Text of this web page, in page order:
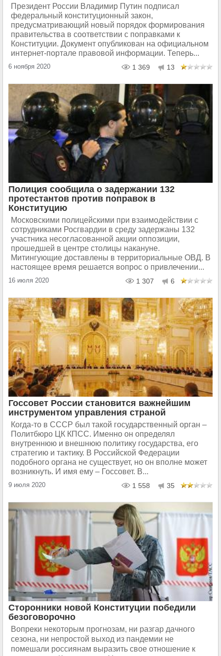
Президент России Владимир Путин подписал
федеральный конституционный закон,
предусматривающий новый порядок формирования
правительства в соответствии с поправками к
Конституции. Документ опубликован на официальном
интернет-портале правовой информации. Теперь...
6 ноября 2020 1 369 13
Полиция сообщила о задержании 132
протестантов против поправок в
Конституцию
Московскими полицейскими при взаимодействии с
сотрудниками Росгвардии в среду задержаны 132
участника несогласованной акции оппозиции,
прошедшей в центре столицы накануне.
Митингующие доставлены в территориальные ОВД. В
настоящее время решается вопрос о привлечении...
16 июля 2020 1 307 6
Госсовет России становится важнейшим
инструментом управления страной
Когда-то в СССР был такой государственный орган –
Политбюро ЦК КПСС. Именно он определял
внутреннюю и внешнюю политику государства, его
стратегию и тактику. В Российской Федерации
подобного органа не существует, но он вполне может
возникнуть. И имя ему – Госсовет. В...
9 июля 2020 1 558 35
Сторонники новой Конституции победили
безоговорочно
Вопреки некоторым прогнозам, ни разгар дачного
сезона, ни непростой выход из пандемии не
помешали россиянам выразить свое отношение к